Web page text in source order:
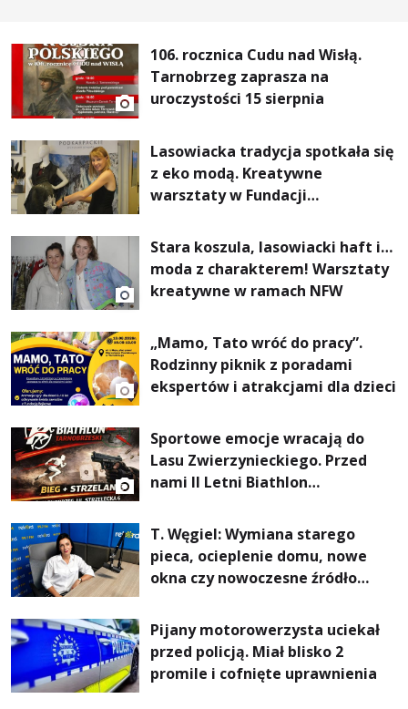
106. rocznica Cudu nad Wisłą.
Tarnobrzeg zaprasza na
uroczystości 15 sierpnia
Lasowiacka tradycja spotkała się
z eko modą. Kreatywne
warsztaty w Fundacji
Stara koszula, lasowiacki haft i…
moda z charakterem! Warsztaty
kreatywne w ramach NFW
„Mamo, Tato wróć do pracy”.
Rodzinny piknik z poradami
ekspertów i atrakcjami dla dzieci
Sportowe emocje wracają do
Lasu Zwierzynieckiego. Przed
nami II Letni Biathlon
T. Węgiel: Wymiana starego
pieca, ocieplenie domu, nowe
okna czy nowoczesne źródło
rachunki za energię, lepszy
komfort życia i... czystsze
powietrze
Pijany motorowerzysta uciekał
przed policją. Miał blisko 2
promile i cofnięte uprawnienia